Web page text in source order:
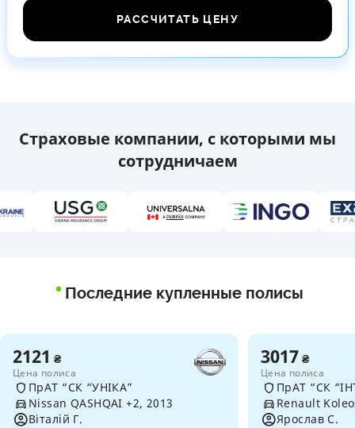
РАССЧИТАТЬ ЦЕНУ
Страховые компании, с которыми мы
сотрудничаем
Последние купленные полисы
2121 ₴
Цена полиса
ПрАТ “СК “УНІКА”
Nissan QASHQAI +2, 2013
Віталій Г.
3017 ₴
Цена полиса
ПрАТ “СК
Renault
Ярослав С.